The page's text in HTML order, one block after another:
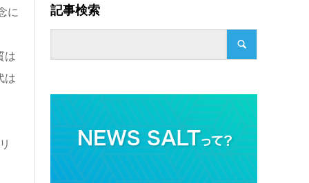
に
は
は
記事検索